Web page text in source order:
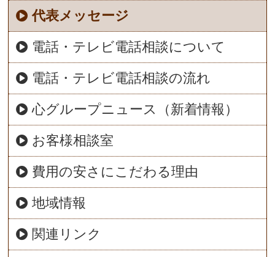
代表メッセージ
電話・テレビ電話相談について
電話・テレビ電話相談の流れ
心グループニュース（新着情報）
お客様相談室
費用の安さにこだわる理由
地域情報
関連リンク